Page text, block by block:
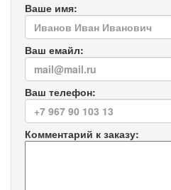
Ваше имя:
Ваш емайл:
Ваш телефон:
Комментарий к заказу: